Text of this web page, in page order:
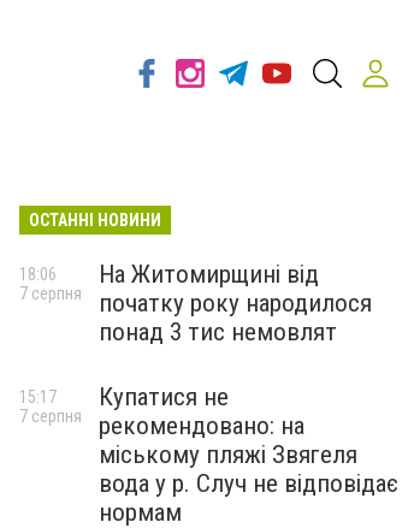
ОСТАННІ НОВИНИ
На Житомирщині від
початку року народилося
понад 3 тис немовлят
18:06
7 серпня
Купатися не
рекомендовано: на
міському пляжі Звягеля
вода у р. Случ не відповідає
нормам
15:17
7 серпня